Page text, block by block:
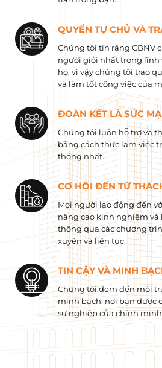
QUYỀN TỰ CHỦ VÀ
Chúng tôi tin rằng CBNV
người giỏi nhất trong lĩnh
họ, vì vậy chúng tôi trao
và làm tốt công việc của
ĐOÀN KẾT LÀ SỨC
Chúng tôi luôn hỗ trợ và
bằng cách thức làm việc
thống nhất.
CƠ HỘI ĐẾN TỪ
Mọi người lao động đến
nâng cao kinh nghiệm
thông qua các chương
xuyên và liên tục.
TIN CẬY VÀ MINH
Chúng tôi đem đến môi
minh bạch, nơi bạn được
sự nghiệp của chính mình